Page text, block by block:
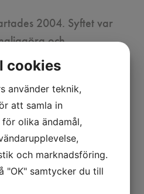
2004. Syftet var
och
Förutom att driva
också en kostnadsfri
som vi kallar
rådgivare kan
och guida dig i
Juristjouren har under
uppskattad och tar
200 samtal.
cookies
använder teknik,
att samla in
olika ändamål,
och marknadsföring.
"OK" samtycker du till